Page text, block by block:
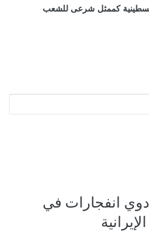
كممثل شرعى للشعب
انفجارات في